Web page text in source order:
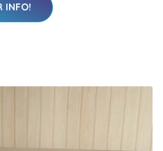
INFO!